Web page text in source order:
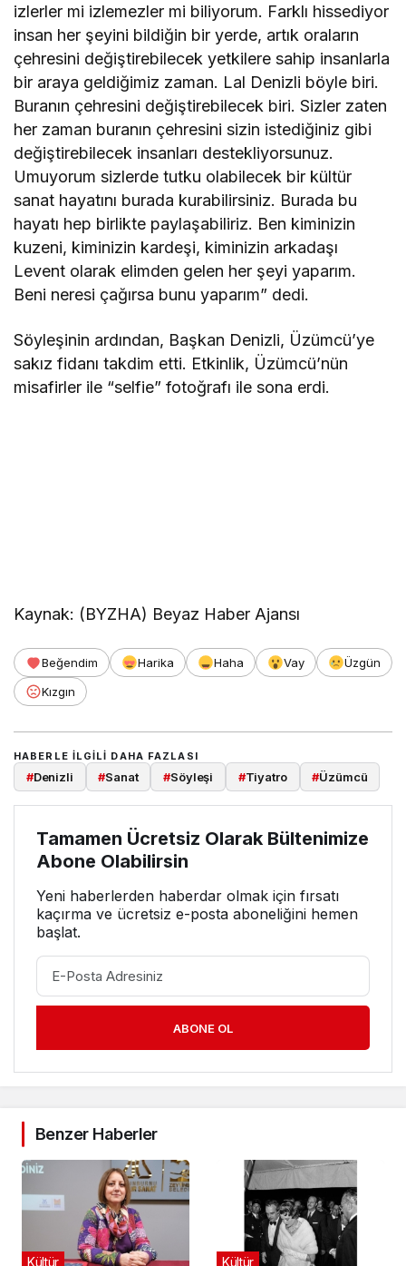
izlerler mi izlemezler mi biliyorum. Farklı hissediyor
insan her şeyini bildiğin bir yerde, artık oraların
çehresini değiştirebilecek yetkilere sahip insanlarla
bir araya geldiğimiz zaman. Lal Denizli böyle biri.
Buranın çehresini değiştirebilecek biri. Sizler zaten
her zaman buranın çehresini sizin istediğiniz gibi
değiştirebilecek insanları destekliyorsunuz.
Umuyorum sizlerde tutku olabilecek bir kültür
sanat hayatını burada kurabilirsiniz. Burada bu
hayatı hep birlikte paylaşabiliriz. Ben kiminizin
kuzeni, kiminizin kardeşi, kiminizin arkadaşı
Levent olarak elimden gelen her şeyi yaparım.
Beni neresi çağırsa bunu yaparım” dedi.
Söyleşinin ardından, Başkan Denizli, Üzümcü’ye
sakız fidanı takdim etti. Etkinlik, Üzümcü’nün
misafirler ile “selfie” fotoğrafı ile sona erdi.
Kaynak: (BYZHA) Beyaz Haber Ajansı
Beğendim Harika Haha Vay
Üzgün
Kızgın
HABERLE ILGILI DAHA FAZLASI
#Denizli #Sanat #Söyleşi #Tiyatro #Üzümcü
Tamamen Ücretsiz Olarak Bültenimize
Abone Olabilirsin
Yeni haberlerden haberdar olmak için fırsatı
kaçırma ve ücretsiz e-posta aboneliğini hemen
başlat.
ABONE OL
Benzer Haberler
Kültür Kültür